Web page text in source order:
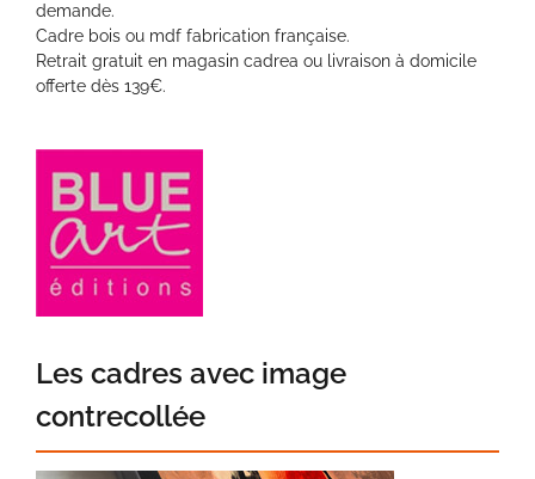
demande.
Cadre bois ou mdf fabrication française.
Retrait gratuit en magasin cadrea ou livraison à domicile
offerte dès 139€.
Les cadres avec image
contrecollée